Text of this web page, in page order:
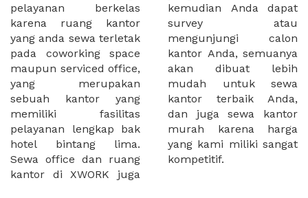
pelayanan berkelas
karena ruang kantor
yang anda sewa terletak
pada coworking space
maupun serviced office,
yang merupakan
sebuah kantor yang
memiliki fasilitas
pelayanan lengkap bak
hotel bintang lima.
Sewa office dan ruang
kantor di XWORK juga
kemudian Anda dapat
survey atau
mengunjungi calon
kantor Anda, semuanya
akan dibuat lebih
mudah untuk sewa
kantor terbaik Anda,
dan juga sewa kantor
murah karena harga
yang kami miliki sangat
kompetitif.